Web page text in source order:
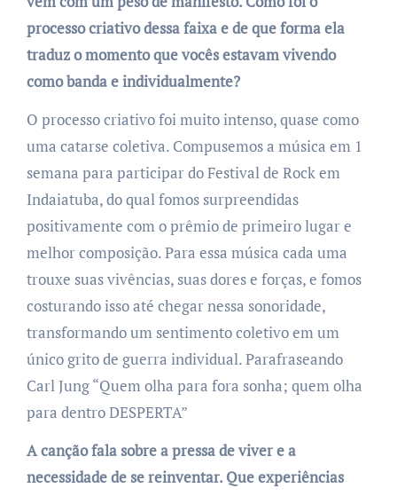
processo criativo dessa faixa e de que forma ela
traduz o momento que vocês estavam vivendo
como banda e individualmente?
O processo criativo foi muito intenso, quase como
uma catarse coletiva. Compusemos a música em 1
semana para participar do Festival de Rock em
Indaiatuba, do qual fomos surpreendidas
positivamente com o prêmio de primeiro lugar e
melhor composição. Para essa música cada uma
trouxe suas vivências, suas dores e forças, e fomos
costurando isso até chegar nessa sonoridade,
transformando um sentimento coletivo em um
único grito de guerra individual. Parafraseando
Carl Jung “Quem olha para fora sonha; quem olha
para dentro DESPERTA”
A canção fala sobre a pressa de viver e a
necessidade de se reinventar. Que experiências